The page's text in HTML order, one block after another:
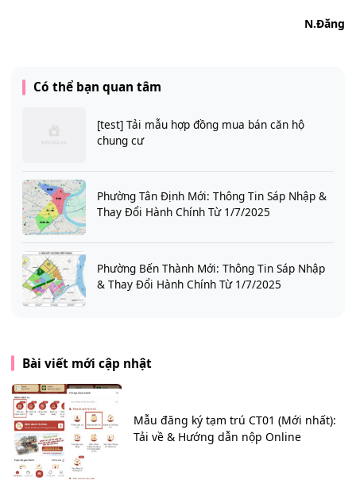
N.Đăng
Có thể bạn quan tâm
[test] Tải mẫu hợp đồng mua bán căn hộ
chung cư
Phường Tân Định Mới: Thông Tin Sáp Nhập &
Thay Đổi Hành Chính Từ 1/7/2025
Phường Bến Thành Mới: Thông Tin Sáp Nhập
& Thay Đổi Hành Chính Từ 1/7/2025
Bài viết mới cập nhật
Mẫu đăng ký tạm trú CT01 (Mới nhất):
Tải về & Hướng dẫn nộp Online